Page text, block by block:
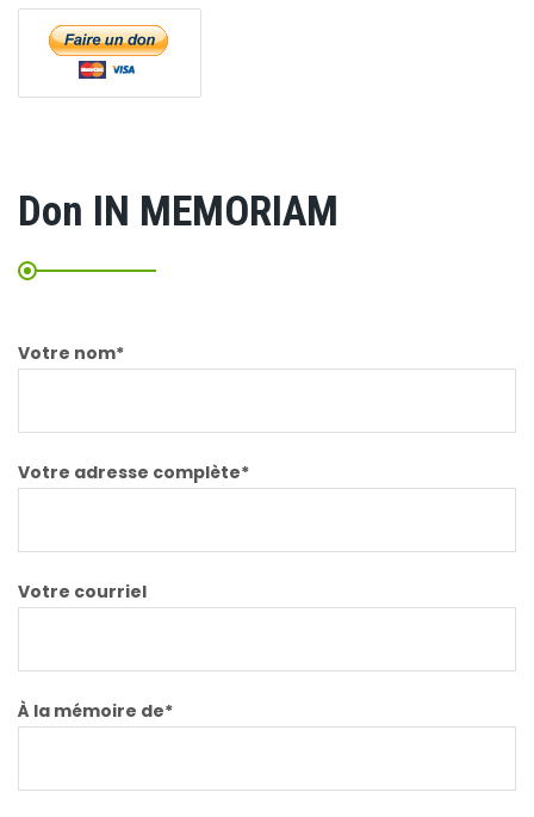
Don IN MEMORIAM
Votre nom*
Votre adresse complète*
Votre courriel
À la mémoire de*